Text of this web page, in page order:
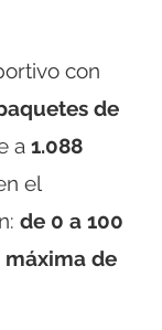
con
de
a 1.088
el
de 0 a 100
máxima de